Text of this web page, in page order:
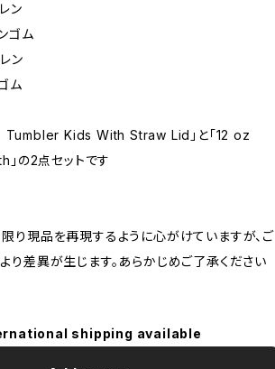
ン
ゴム
ン
ム
Tumbler Kids With Straw Lid」と「12 oz
の2点セットです
り現品を再現するように心がけていますが、ご
り差異が生じます。あらかじめご了承ください
shipping available